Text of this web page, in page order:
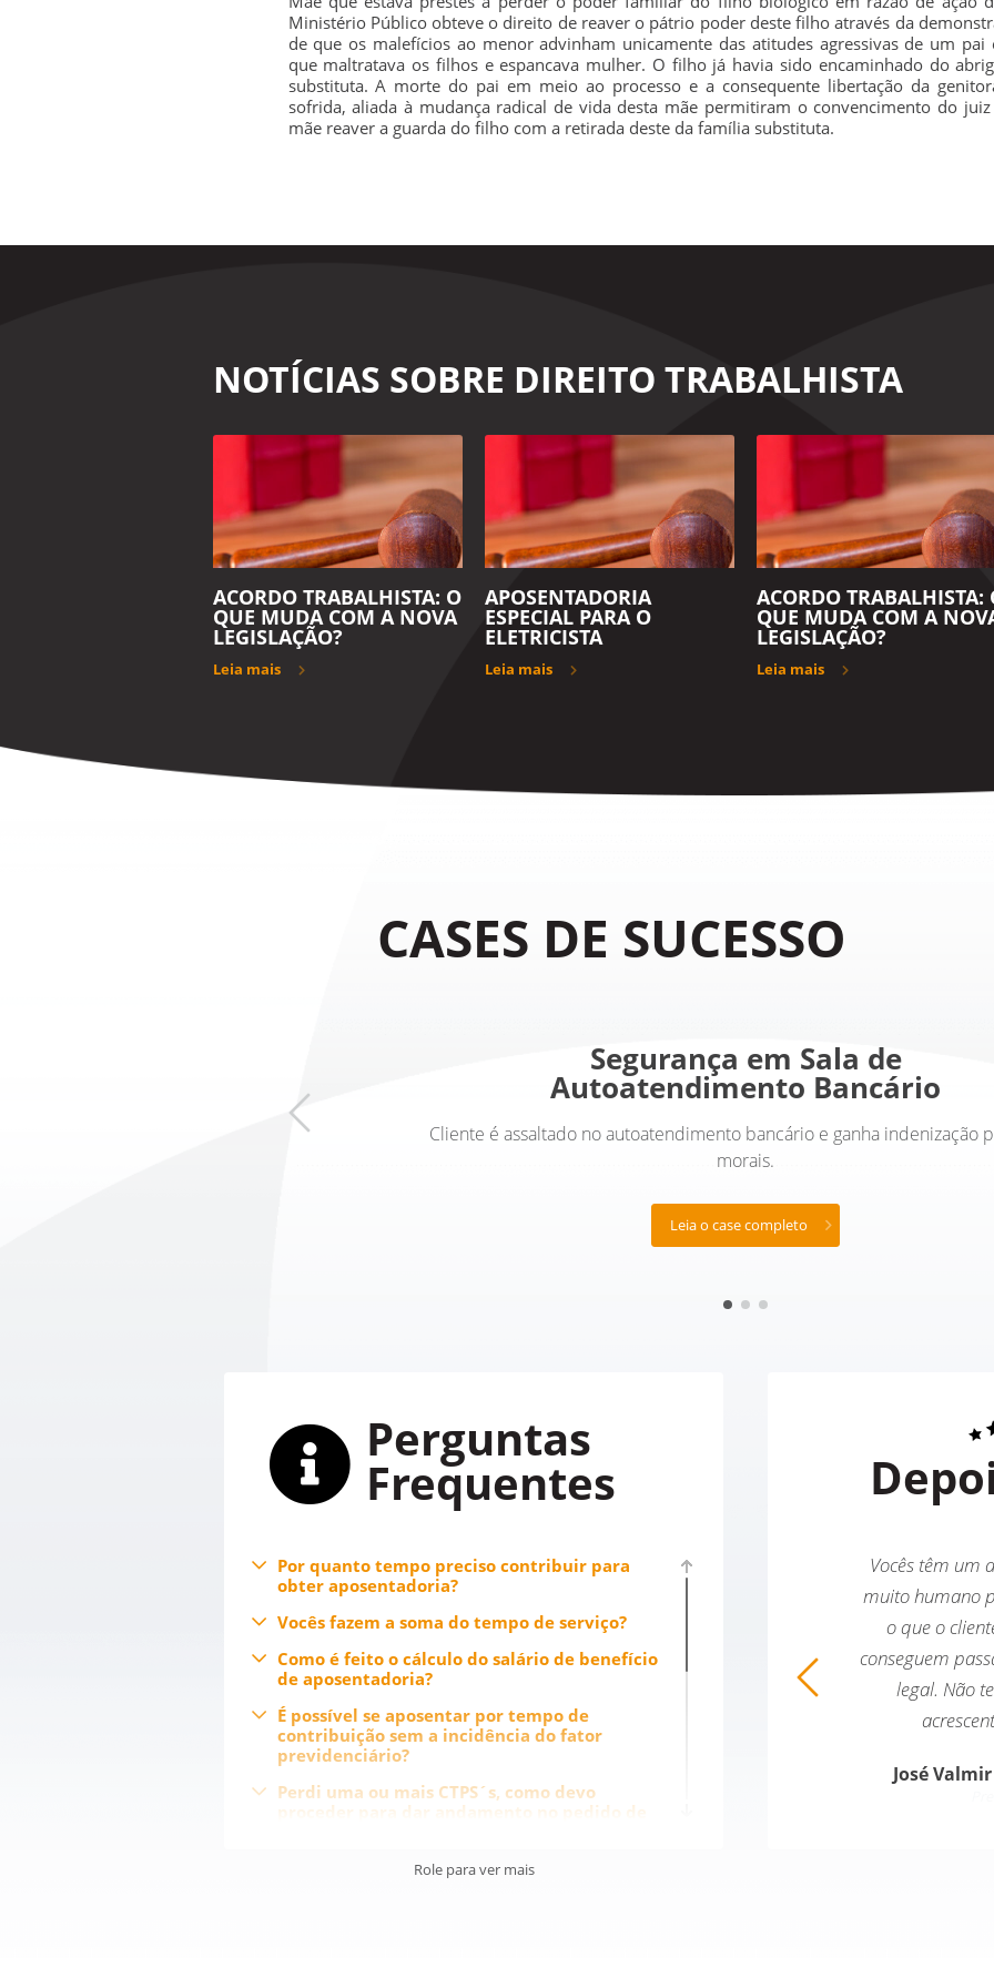
Ministério Público obteve o direito de reaver o pátrio poder deste filho através da
de que os malefícios ao menor advinham unicamente das atitudes agressivas de um
que maltratava os filhos e espancava mulher. O filho já havia sido encaminhado do
substituta. A morte do pai em meio ao processo e a consequente libertação da
sofrida, aliada à mudança radical de vida desta mãe permitiram o convencimento do
mãe reaver a guarda do filho com a retirada deste da família substituta.
NOTÍCIAS SOBRE DIREITO TRABALHISTA
ACORDO TRABALHISTA: O
QUE MUDA COM A NOVA
LEGISLAÇÃO?
Leia mais
APOSENTADORIA
ESPECIAL PARA O
ELETRICISTA
Leia mais
ACORDO TRABALHISTA:
QUE MUDA COM A
LEGISLAÇÃO?
Leia mais
CASES DE SUCESSO
Segurança em Sala de
Autoatendimento Bancário
Cliente é assaltado no autoatendimento bancário e ganha indenização
morais.
Leia o case completo
Perguntas
Frequentes
Por quanto tempo preciso contribuir para
obter aposentadoria?
Vocês fazem a soma do tempo de serviço?
Como é feito o cálculo do salário de benefício
de aposentadoria?
É possível se aposentar por tempo de
contribuição sem a incidência do fator
previdenciário?
Perdi uma ou mais CTPS´s, como devo
proceder para dar andamento no pedido de
Ainda vale pedir tempo rural e
Role para ver mais
Logo eu percebi a seriedade como é
aí. Eu sempre tive muito bom
atendimento, sempre foi tudo muito
Sempre que eu precisei de consulta tinha
experiência é muito boa e é isso que faz
eu indicar outras pessoas.
Maurício Peroni Spindler
Vocês têm um
muito humano
o que o
conseguem
legal. Não
José